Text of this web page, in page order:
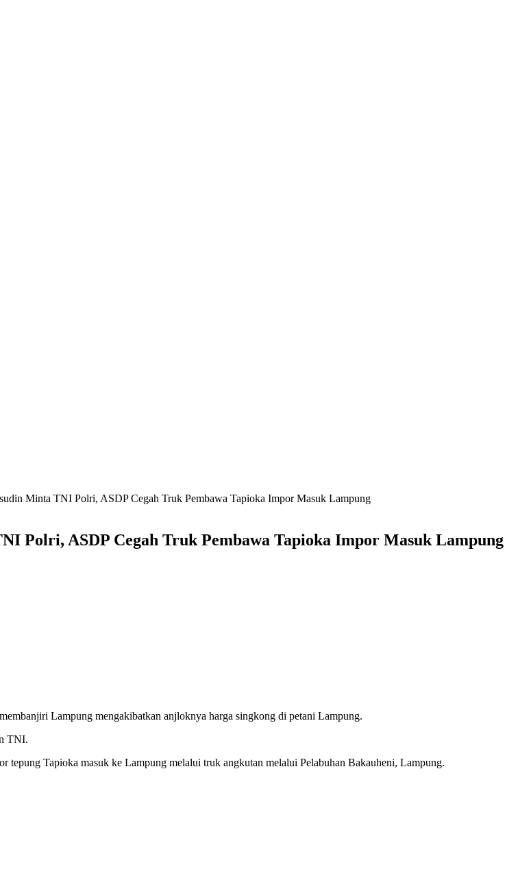
Minta TNI Polri, ASDP Cegah Truk Pembawa Tapioka Impor Masuk Lampung
Polri, ASDP Cegah Truk Pembawa Tapioka Impor Masuk Lampung
Lampung mengakibatkan anjloknya harga singkong di petani Lampung.
TNI.
Tapioka masuk ke Lampung melalui truk angkutan melalui Pelabuhan Bakauheni, Lampung.